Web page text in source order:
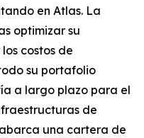
en Atlas. La
optimizar su
costos de
su portafolio
a largo plazo para el
de
una cartera de